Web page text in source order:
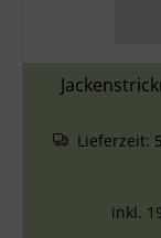
Lieferzeit:
inkl.